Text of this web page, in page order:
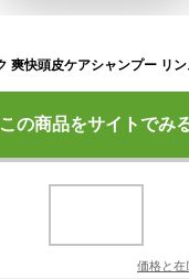
この商品をサイトでみ
価格と在